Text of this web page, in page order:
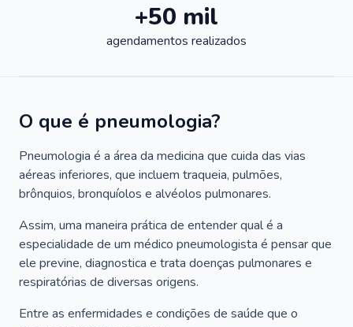
+50 mil
agendamentos realizados
O que é pneumologia?
Pneumologia é a área da medicina que cuida das vias
aéreas inferiores, que incluem traqueia, pulmões,
brônquios, bronquíolos e alvéolos pulmonares.
Assim, uma maneira prática de entender qual é a
especialidade de um médico pneumologista é pensar que
ele previne, diagnostica e trata doenças pulmonares e
respiratórias de diversas origens.
Entre as enfermidades e condições de saúde que o